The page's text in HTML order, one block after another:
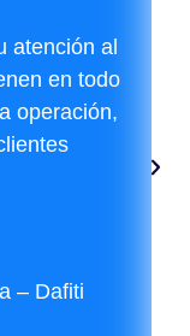
atención al
en todo
operación,
– Dafiti